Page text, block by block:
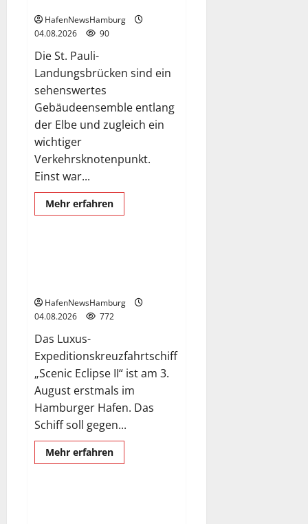
der
Hafencity
HafenNewsHamburg
04.08.2026
90
Die St. Pauli-
Landungsbrücken sind ein
sehenswertes
Gebäudeensemble entlang
der Elbe und zugleich ein
wichtiger
Verkehrsknotenpunkt.
Einst war...
Mehr erfahrenMehr
Informationen
Erstanlauf
Exclusive Aerial Pics
Scenic Eclipse II
HafenNewsHamburg
04.08.2026
772
Das Luxus-
Expeditionskreuzfahrtschiff
„Scenic Eclipse II“ ist am 3.
August erstmals im
Hamburger Hafen. Das
Schiff soll gegen...
Mehr erfahrenMehr
Informationen
Fähre Kronsnest